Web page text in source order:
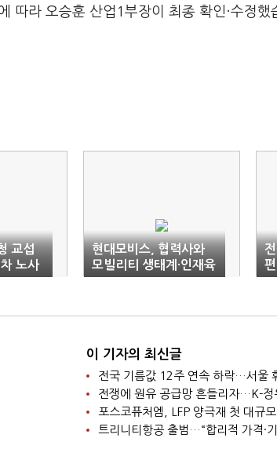
따라 오승훈 산업1부장이 최종 확인·수정했
교섭
노사
현대모비스, 협력사와
모빌리티 생태계·인재육
성 상생
이 기자의 최신글
전국 기름값 12주 연속 하락…서울
포스코퓨처엠, LFP 양극재 첫 대규
트리니티항공 출범…“합리적 가격·